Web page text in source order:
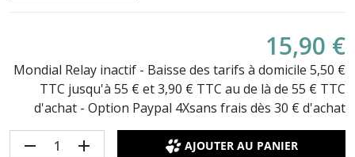
15,90 €
Mondial Relay inactif - Baisse des tarifs à domicile 5,50 €
TTC jusqu'à 55 € et 3,90 € TTC au de là de 55 € TTC
d'achat - Option Paypal 4Xsans frais dès 30 € d'achat
remove add AJOUTER AU PANIER